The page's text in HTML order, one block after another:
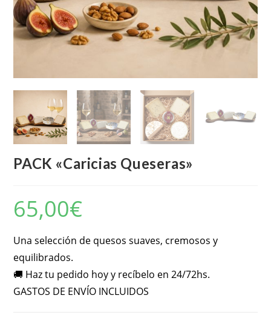
PACK «Caricias Queseras»
65,00€
Una selección de quesos suaves, cremosos y
equilibrados.
🚚 Haz tu pedido hoy y recíbelo en 24/72hs.
GASTOS DE ENVÍO INCLUIDOS